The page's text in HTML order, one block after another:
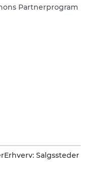
Partnerprogram
Erhverv: Salgssteder